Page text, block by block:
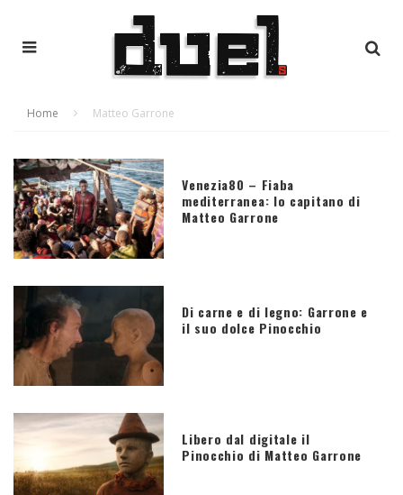
Home Matteo Garrone
Venezia80 – Fiaba
mediterranea: Io capitano di
Matteo Garrone
Di carne e di legno: Garrone e
il suo dolce Pinocchio
Libero dal digitale il
Pinocchio di Matteo Garrone